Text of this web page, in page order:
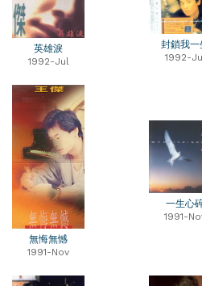
英雄淚
1992-Jul
封鎖我一
1992-
無悔無憾
1991-Nov
一生心
1991-